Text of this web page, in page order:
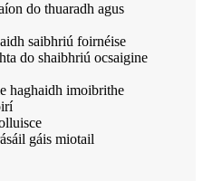
do thuaradh agus
saibhriú foirnéise
do shaibhriú ocsaigine
haghaidh imoibrithe
gáis miotail